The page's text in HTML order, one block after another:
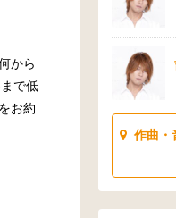
から
で低
お約
作曲・